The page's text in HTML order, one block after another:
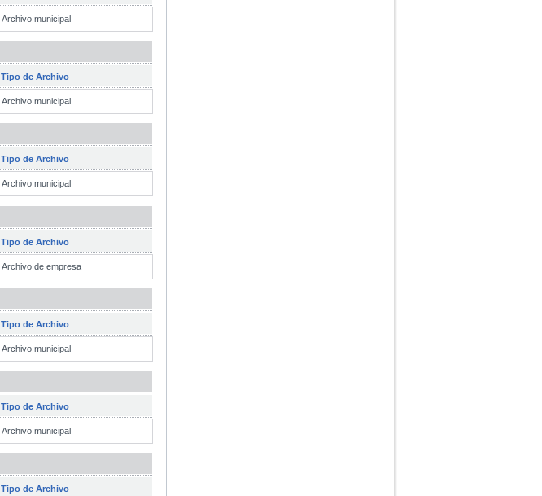
Archivo municipal
Tipo de Archivo
Archivo municipal
Tipo de Archivo
Archivo municipal
Tipo de Archivo
Archivo de empresa
Tipo de Archivo
Archivo municipal
Tipo de Archivo
Archivo municipal
Tipo de Archivo